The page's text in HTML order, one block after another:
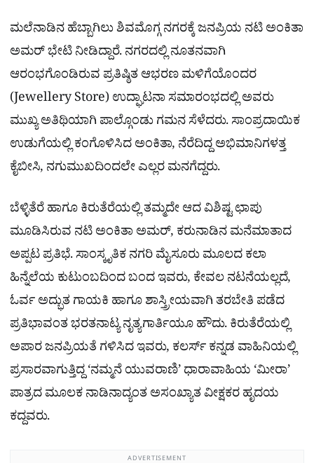
ಮಲೆನಾಡಿನ ಹೆಬ್ಬಾಗಿಲು ಶಿವಮೊಗ್ಗ ನಗರಕ್ಕೆ ಜನಪ್ರಿಯ ನಟಿ ಅಂಕಿತಾ
ಅಮರ್ ಭೇಟಿ ನೀಡಿದ್ದಾರೆ. ನಗರದಲ್ಲಿ ನೂತನವಾಗಿ
ಆರಂಭಗೊಂಡಿರುವ ಪ್ರತಿಷ್ಠಿತ ಆಭರಣ ಮಳಿಗೆಯೊಂದರ
(Jewellery Store) ಉದ್ಘಾಟನಾ ಸಮಾರಂಭದಲ್ಲಿ ಅವರು
ಮುಖ್ಯ ಅತಿಥಿಯಾಗಿ ಪಾಲ್ಗೊಂಡು ಗಮನ ಸೆಳೆದರು. ಸಾಂಪ್ರದಾಯಿಕ
ಉಡುಗೆಯಲ್ಲಿ ಕಂಗೊಳಿಸಿದ ಅಂಕಿತಾ, ನೆರೆದಿದ್ದ ಅಭಿಮಾನಿಗಳತ್ತ
ಕೈಬೀಸಿ, ನಗುಮುಖದಿಂದಲೇ ಎಲ್ಲರ ಮನಗೆದ್ದರು.
ಬೆಳ್ಳಿತೆರೆ ಹಾಗೂ ಕಿರುತೆರೆಯಲ್ಲಿ ತಮ್ಮದೇ ಆದ ವಿಶಿಷ್ಟ ಛಾಪು
ಮೂಡಿಸಿರುವ ನಟಿ ಅಂಕಿತಾ ಅಮರ್, ಕರುನಾಡಿನ ಮನೆಮಾತಾದ
ಅಪ್ಪಟ ಪ್ರತಿಭೆ. ಸಾಂಸ್ಕೃತಿಕ ನಗರಿ ಮೈಸೂರು ಮೂಲದ ಕಲಾ
ಹಿನ್ನೆಲೆಯ ಕುಟುಂಬದಿಂದ ಬಂದ ಇವರು, ಕೇವಲ ನಟನೆಯಲ್ಲದೆ,
ಓರ್ವ ಅದ್ಭುತ ಗಾಯಕಿ ಹಾಗೂ ಶಾಸ್ತ್ರೀಯವಾಗಿ ತರಬೇತಿ ಪಡೆದ
ಪ್ರತಿಭಾವಂತ ಭರತನಾಟ್ಯ ನೃತ್ಯಗಾರ್ತಿಯೂ ಹೌದು. ಕಿರುತೆರೆಯಲ್ಲಿ
ಅಪಾರ ಜನಪ್ರಿಯತೆ ಗಳಿಸಿದ ಇವರು, ಕಲರ್ಸ್ ಕನ್ನಡ ವಾಹಿನಿಯಲ್ಲಿ
ಪ್ರಸಾರವಾಗುತ್ತಿದ್ದ ‘ನಮ್ಮನೆ ಯುವರಾಣಿ’ ಧಾರಾವಾಹಿಯ ‘ಮೀರಾ’
ಪಾತ್ರದ ಮೂಲಕ ನಾಡಿನಾದ್ಯಂತ ಅಸಂಖ್ಯಾತ ವೀಕ್ಷಕರ ಹೃದಯ
ಕದ್ದವರು.
ADVERTISEMENT